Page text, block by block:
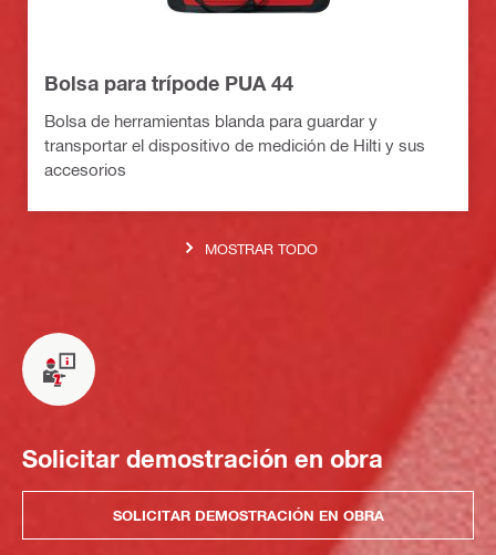
Bolsa para trípode PUA 44
Bolsa de herramientas blanda para guardar y
transportar el dispositivo de medición de Hilti y sus
accesorios
MOSTRAR TODO
Solicitar demostración en obra
SOLICITAR DEMOSTRACIÓN EN OBRA